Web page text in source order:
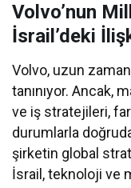
Volvo’nun
İsrail’deki
Volvo, uzun
tanınıyor. Ancak,
ve iş stratejileri,
durumlarla
şirketin global
İsrail, teknoloji ve